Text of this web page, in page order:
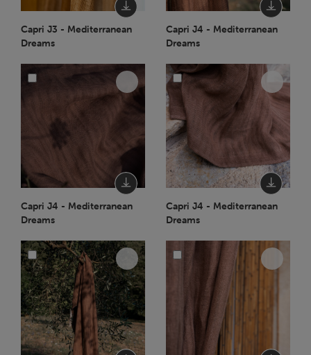
Capri J3 - Mediterranean
Dreams
Capri J4 - Mediterranean
Dreams
Capri J4 - Mediterranean
Dreams
Capri J4 - Mediterranean
Dreams